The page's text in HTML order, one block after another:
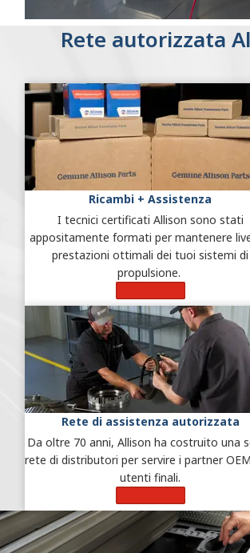
Rete autorizzata
Ricambi + Assistenza
I tecnici certificati Allison sono stati
appositamente formati per mantenere
prestazioni ottimali dei tuoi sistemi di
propulsione.
Rete di assistenza autorizzata
Da oltre 70 anni, Allison ha costruito una
rete di distributori per servire i partner
utenti finali.